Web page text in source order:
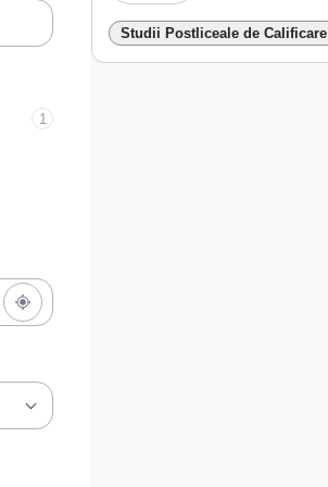
1
Studii Postliceale de Calificare